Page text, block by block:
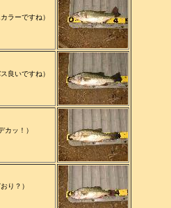
カラーですね）
ス良いですね）
カッ！）
り？）